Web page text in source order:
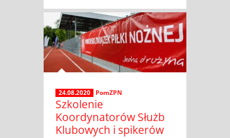
24.08.2020 PomZPN
Szkolenie
Koordynatorów Służb
Klubowych i spikerów